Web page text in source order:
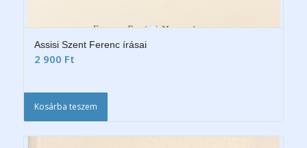
Assisi Szent Ferenc írásai
2 900 Ft
Kosárba teszem